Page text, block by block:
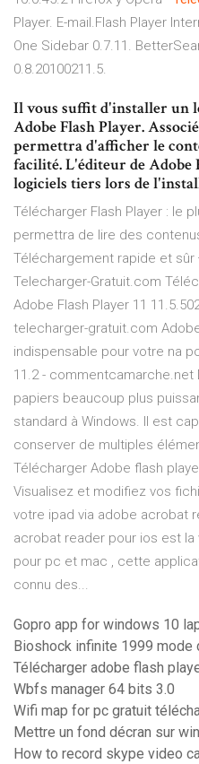
Player. E-mail.Flash Player
One Sidebar 0.7.11.
0.8.20100211.5.
Il vous suffit d'installer un
Adobe Flash Player.
permettra d'afficher le
facilité. L'éditeur de Adobe
logiciels tiers lors de
Télécharger Flash Player : le
permettra de lire des
Téléchargement rapide et sûr
Telecharger-Gratuit.com
Adobe Flash Player 11
telecharger-gratuit.com
indispensable pour votre na
11.2 -
papiers beaucoup plus
standard à Windows. Il est
conserver de multiples
Télécharger Adobe flash
Visualisez et modifiez vos
votre ipad via adobe acrobat
acrobat reader pour ios est
pour pc et mac , cette
connu des...
Gopro app for windows 10
Bioshock infinite 1999 mode
Télécharger adobe flash
Wbfs manager 64 bits 3.0
Wifi map for pc gratuit
Mettre un fond décran sur
How to record skype video